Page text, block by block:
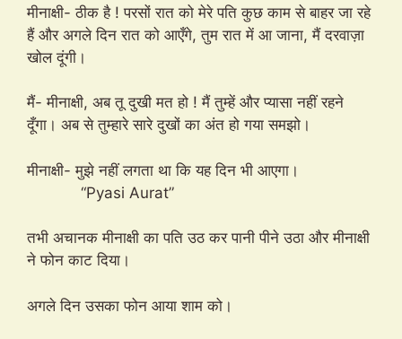
मीनाक्षी- ठीक है ! परसों रात को मेरे पति कुछ काम से बाहर जा रहे
हैं और अगले दिन रात को आएँगे, तुम रात में आ जाना, मैं दरवाज़ा
खोल दूंगी।
मैं- मीनाक्षी, अब तू दुखी मत हो ! मैं तुम्हें और प्यासा नहीं रहने
दूँगा। अब से तुम्हारे सारे दुखों का अंत हो गया समझो।
मीनाक्षी- मुझे नहीं लगता था कि यह दिन भी आएगा।
“Pyasi Aurat”
तभी अचानक मीनाक्षी का पति उठ कर पानी पीने उठा और मीनाक्षी
ने फोन काट दिया।
अगले दिन उसका फोन आया शाम को।